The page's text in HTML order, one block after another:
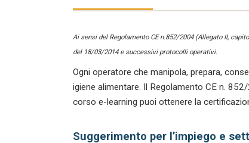
Ai sensi del Regolamento CE n.852/2004 (Allegato II,
del 18/03/2014 e successivi protocolli operativi.
Ogni operatore che manipola, prepara,
igiene alimentare. Il Regolamento CE n.
corso e-learning puoi ottenere la
Suggerimento per l’impiego e